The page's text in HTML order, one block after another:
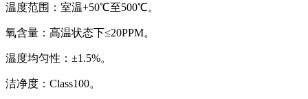
温度范围：室温+50℃至500℃。
氧含量：高温状态下≤20PPM。
温度均匀性：±1.5%。
洁净度：Class100。